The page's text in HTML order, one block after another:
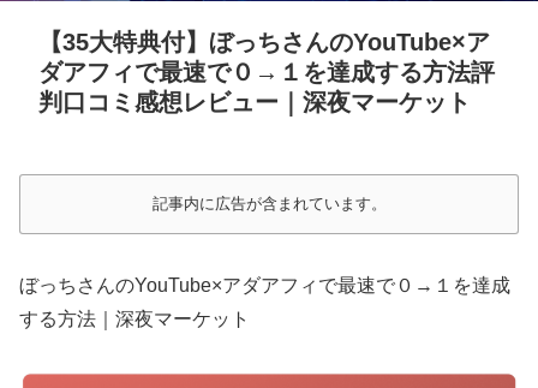
【35大特典付】ぼっちさんのYouTube×ア
ダアフィで最速で０→１を達成する方法評
判口コミ感想レビュー｜深夜マーケット
記事内に広告が含まれています。
ぼっちさんのYouTube×アダアフィで最速で０→１を達成
する方法｜深夜マーケット